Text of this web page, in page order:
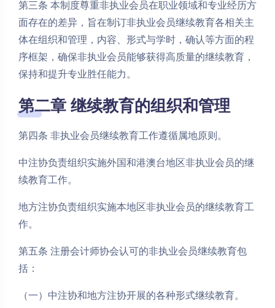
第三条 本制度尊重非执业会员在职业领域和专业经历方
面存在的差异，旨在制订非执业会员继续教育各相关主
体在组织和管理，内容、形式与学时，确认等方面的程
序框架，确保非执业会员能够获得高质量的继续教育，
保持和提升专业胜任能力。
第二章 继续教育的组织和管理
第四条 非执业会员继续教育工作遵循属地原则。
中注协负责组织实施外国和港澳台地区非执业会员的继
续教育工作。
地方注协负责组织实施本地区非执业会员的继续教育工
作。
第五条 注册会计师协会认可的非执业会员继续教育包
括：
（一）中注协和地方注协开展的各种形式继续教育。